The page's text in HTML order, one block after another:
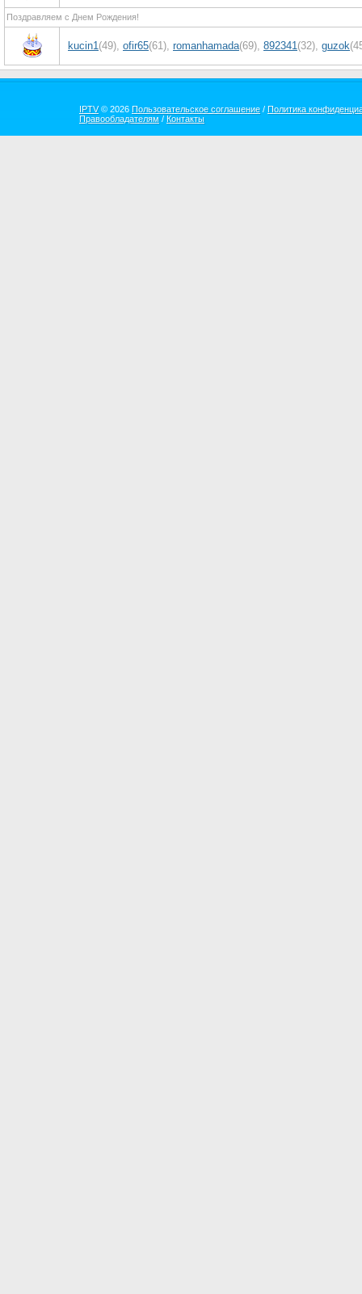
Поздравляем с Днем Рождения!
kucin1(49), ofir65(61), romanhamada(69), 892341(32), guzok
IPTV© 2026 Пользовательское соглашение / Политика
Правообладателям / Контакты